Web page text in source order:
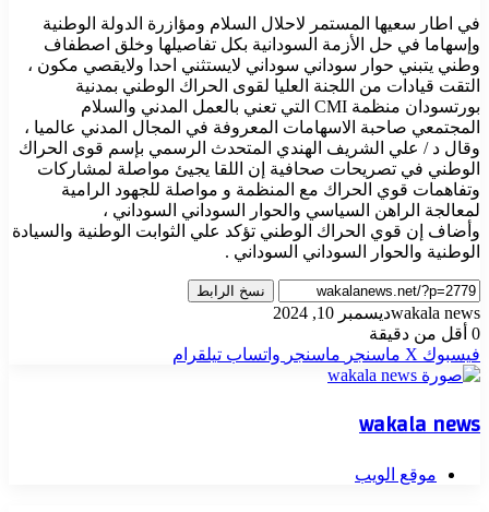
في اطار سعيها المستمر لاحلال السلام ومؤازرة الدولة الوطنية
وإسهاما في حل الأزمة السودانية بكل تفاصيلها وخلق اصطفاف
وطني يتبني حوار سوداني سوداني لايستثني احدا ولايقصي مكون ،
التقت قيادات من اللجنة العليا لقوى الحراك الوطني بمدنية
بورتسودان منظمة CMI التي تعني بالعمل المدني والسلام
المجتمعي صاحبة الاسهامات المعروفة في المجال المدني عالميا ،
وقال د / علي الشريف الهندي المتحدث الرسمي بإسم قوى الحراك
الوطني في تصريحات صحافية إن اللقا يجيئ مواصلة لمشاركات
وتفاهمات قوي الحراك مع المنظمة و مواصلة للجهود الرامية
لمعالجة الراهن السياسي والحوار السوداني السوداني ،
وأضاف إن قوي الحراك الوطني تؤكد علي الثوابت الوطنية والسيادة
الوطنية والحوار السوداني السوداني .
نسخ الرابط
wakala newsديسمبر 10, 2024
0 أقل من دقيقة
فيسبوك ‫X ماسنجر ماسنجر واتساب تيلقرام
wakala news
موقع الويب